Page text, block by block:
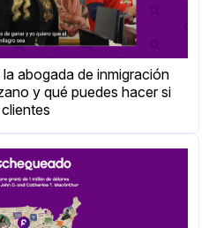
abogada de inmigración
y qué puedes hacer si